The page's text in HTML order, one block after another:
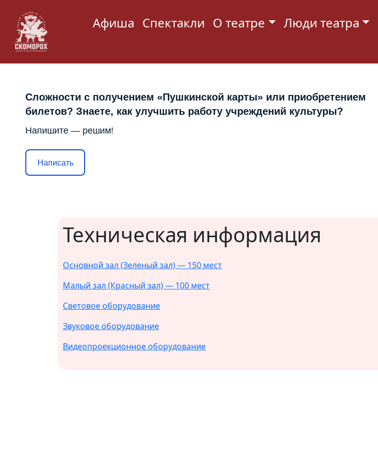
Афиша Спектакли О театре Люди театра
Сложности с получением «Пушкинской карты» или приобретением
билетов? Знаете, как улучшить работу учреждений культуры?
Напишите — решим!
Написать
Техническая информация
Основной зал (Зеленый зал) — 150 мест
Малый зал (Красный зал) — 100 мест
Световое оборудование
Звуковое оборудование
Видеопроекционное оборудование